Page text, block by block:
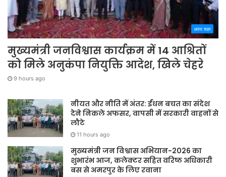
अपना शहर
मुख्यमंत्री जनविश्वास कार्यक्रम में 14 आश्रितों
को मिले अनुकंपा नियुक्ति आदेश, खिले चेहरे
9 hours ago
नीयत और नीति में अंतर: ईंधन बचत का संदेश
देने निकले अफसर, वापसी में सरकारी वाहनों से
लौटे
11 hours ago
मुख्यमंत्री जन विश्वास अभियान-2026 का
शुभारंभ आज, कलेक्टर सहित वरिष्ठ अधिकारी
बस से अमरपुर के लिए रवाना